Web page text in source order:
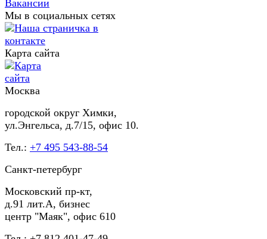
Мы в социальных сетях
Карта сайта
Москва
городской округ Химки,
ул.Энгельса, д.7/15, офис 10.
Тел.: +7 495 543-88-54
Санкт-петербург
Московский пр-кт,
д.91 лит.А, бизнес
центр "Маяк", офис 610